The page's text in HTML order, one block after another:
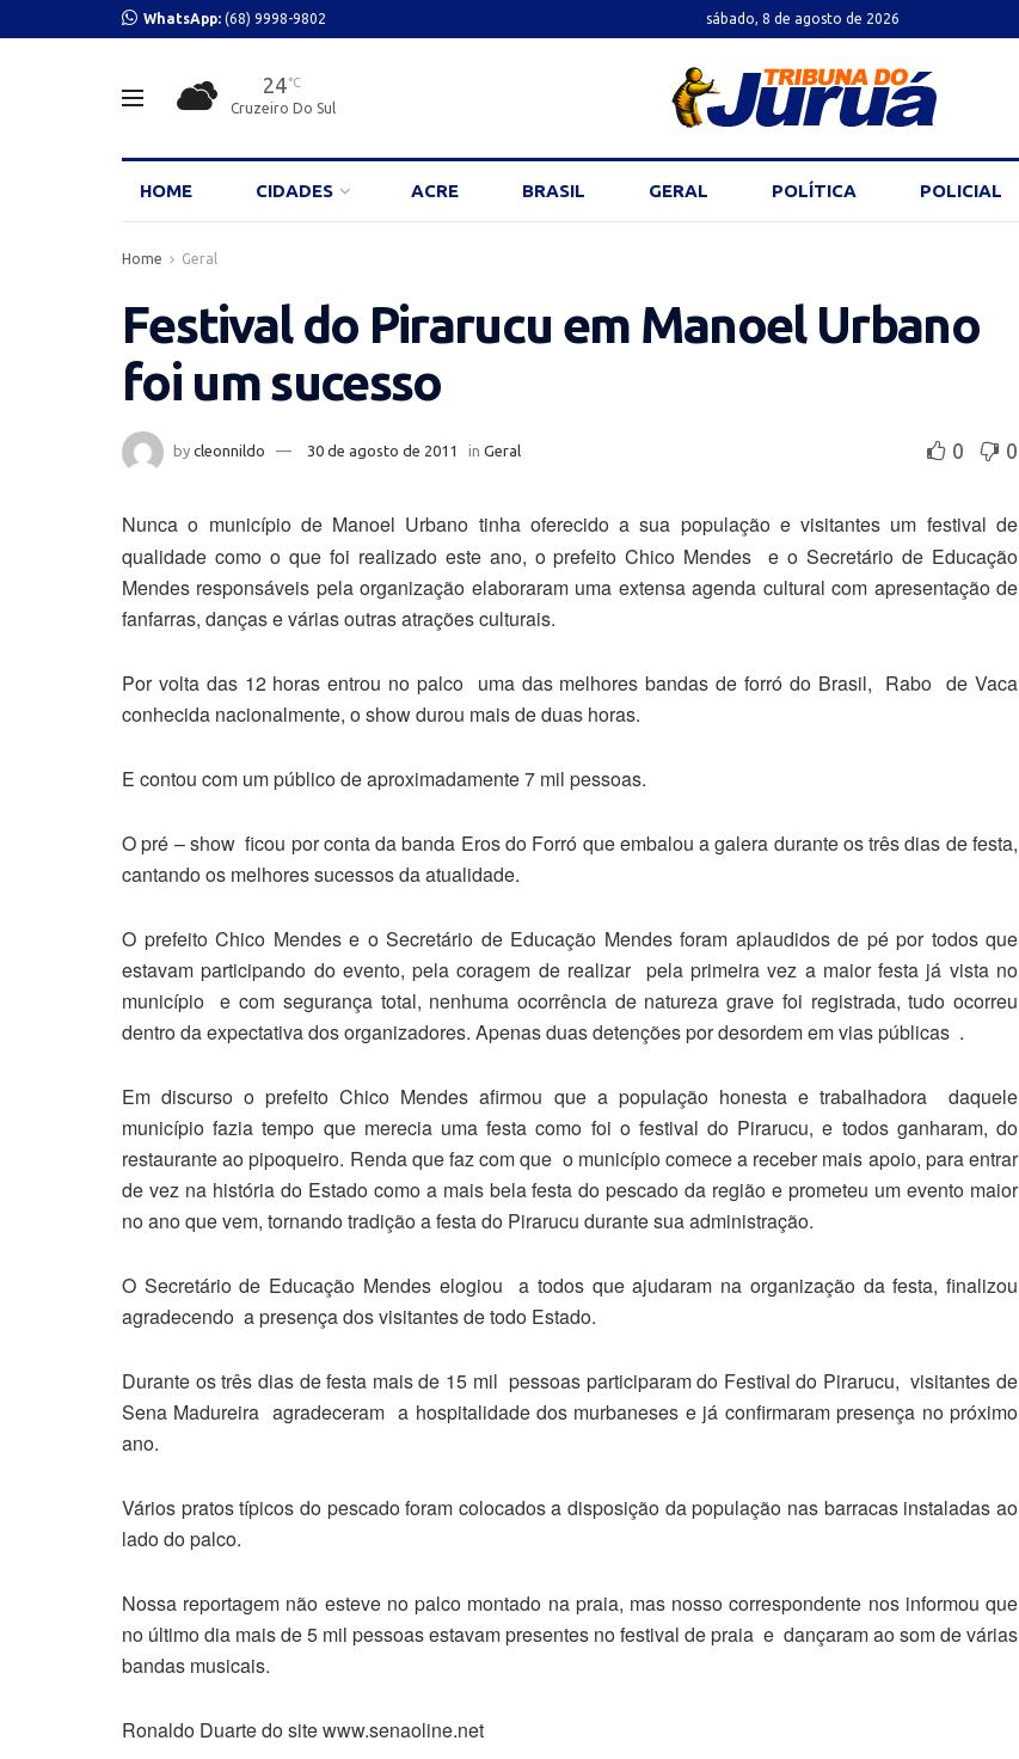
WhatsApp: (68) 9998-9802 sábado, 8 de agosto de 2026
24 °C
Cruzeiro Do Sul
HOME CIDADES ACRE BRASIL GERAL POLÍTICA POLICIAL
Home Geral
Festival do Pirarucu em Manoel Urbano
foi um sucesso
by cleonnildo 30 de agosto de 2011 in Geral 0 0
Nunca o município de Manoel Urbano tinha oferecido a sua população e visitantes um festival de
qualidade como o que foi realizado este ano, o prefeito Chico Mendes e o Secretário de Educação
Mendes responsáveis pela organização elaboraram uma extensa agenda cultural com apresentação de
fanfarras, danças e várias outras atrações culturais.
Por volta das 12 horas entrou no palco uma das melhores bandas de forró do Brasil, Rabo de Vaca
conhecida nacionalmente, o show durou mais de duas horas.
E contou com um público de aproximadamente 7 mil pessoas.
O pré – show ficou por conta da banda Eros do Forró que embalou a galera durante os três dias de festa,
cantando os melhores sucessos da atualidade.
O prefeito Chico Mendes e o Secretário de Educação Mendes foram aplaudidos de pé por todos que
estavam participando do evento, pela coragem de realizar pela primeira vez a maior festa já vista no
município e com segurança total, nenhuma ocorrência de natureza grave foi registrada, tudo ocorreu
dentro da expectativa dos organizadores. Apenas duas detenções por desordem em vias públicas .
Em discurso o prefeito Chico Mendes afirmou que a população honesta e trabalhadora daquele
município fazia tempo que merecia uma festa como foi o festival do Pirarucu, e todos ganharam, do
restaurante ao pipoqueiro. Renda que faz com que o município comece a receber mais apoio, para entrar
de vez na história do Estado como a mais bela festa do pescado da região e prometeu um evento maior
no ano que vem, tornando tradição a festa do Pirarucu durante sua administração.
O Secretário de Educação Mendes elogiou a todos que ajudaram na organização da festa, finalizou
agradecendo a presença dos visitantes de todo Estado.
Durante os três dias de festa mais de 15 mil pessoas participaram do Festival do Pirarucu, visitantes de
Sena Madureira agradeceram a hospitalidade dos murbaneses e já confirmaram presença no próximo
ano.
Vários pratos típicos do pescado foram colocados a disposição da população nas barracas instaladas ao
lado do palco.
Nossa reportagem não esteve no palco montado na praia, mas nosso correspondente nos informou que
no último dia mais de 5 mil pessoas estavam presentes no festival de praia e dançaram ao som de várias
bandas musicais.
Ronaldo Duarte do site www.senaoline.net